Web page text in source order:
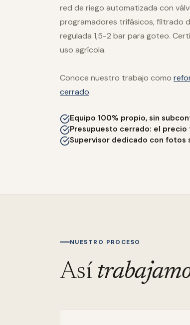
red de riego automatizada con
programadores trifásicos, filtrado
regulada 1,5-2 bar para goteo.
uso agrícola.
Conoce nuestro trabajo como
cerrado.
Equipo 100% propio, sin
Presupuesto cerrado: el precio
Supervisor dedicado con fotos
NUESTRO PROCESO
Así